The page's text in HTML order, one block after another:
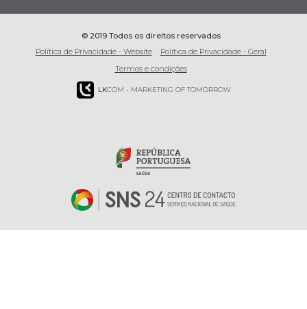
© 2019 Todos os direitos reservados
Política de Privacidade - Website
Política de Privacidade - Geral
Termos e condições
LKCOM - MARKETING OF TOMORROW